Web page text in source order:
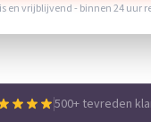
en vrijblijvend - binnen 24 uur
500+ tevreden